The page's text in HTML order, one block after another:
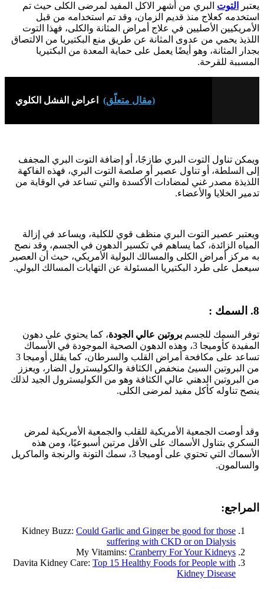
يعتبر التوت البري من أشهر الاكل المفيد لمرضى الكلى حيث تم
استخدمه كعلاج منذ قديم الزمان، وقد تم استخدامه من قبل
الأمريكيين الأصليين في علاج أمراض المثانة والكلى، فهذا التوت
اللذيذ يحمي من عدوى المثانة عن طريق منع البكتيريا من الالتصاق
بجدار المثانة، وهو أيضًا يعمل على حماية المعدة من البكتيريا
المسببة للقرحة.
(مقال متعلّق) اعراض الفشل الكلوي
ويمكن تناول التوت البري طازجًا، أو إضافة التوت البري المجفف
إلى السلطة، أو تناول عصير أو صلصة التوت البري، فهذه الفاكهة
اللذيذة مصدر غني لمضادات الأكسدة والتي تساعد في الوقاية من
تدمير الخلايا والأعضاء.
ويعتبر عصير التوت البري منظف قوي للكلية، ويساعد في إزالة
المياه الزائدة، كما يساهم في تكسير الدهون في الجسم، وقد نصح
به مركز أمراض الكلى والمسالك البولية الأمريكي، حيث أن العصير
سيعمل على طرد البكتيريا المسئولة عن التهابات المسالك البولي.
8. السمك :
توفر السمك للجسم بروتين عالي الجودة، كما يحتوي على دهون
المفيدة كأوميجا 3، وهذه الدهون الصحية الموجودة في الأسماك
تساعد على مكافحة أمراض القلب والسرطان، كما يقلل أوميجا 3
من البروتين السيئ منخفض الكثافة والكوليسترول الضار، ويعزز
من البروتين الدهني عالي الكثافة وهو من الكوليسترول الجيد لذلك
ينصح تناوله كأكل مفيد لمرضى الكلى.
وقد أوصت الجمعية الأمريكية للقلب والجمعية الأمريكية لمرض
السكري بتناول الأسماك على الأقل مرتين أسبوعيًا، ومن هذه
الأسماك التي تحتوي على أوميجا 3، سمك التونة والرنجة والماكريل
والسالمون.
المراجع:
Kidney Buzz: Could Garlic and Ginger be good for those
suffering with CKD or on Dialysis
My Vitamins: Cranberry For Your Kidneys
Davita Kidney Care: Top 15 Healthy Foods for People with
Kidney Disease